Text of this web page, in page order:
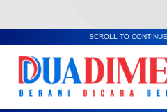
SCROLL TO